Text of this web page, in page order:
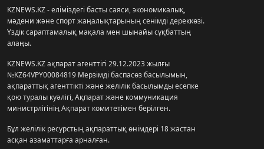
KZNEWS.KZ - еліміздегі басты саяси, экономикалық,
мәдени және спорт жаңалықтарының сенімді дереккөзі.
Үздік сараптамалық мақала мен шынайы сұқбаттың
алаңы.
KZNEWS.KZ ақпарат агенттігі 29.12.2023 жылғы
№KZ64VPY00084819 Мерзімді баспасөз басылымын,
ақпараттық агенттікті және желілік басылымды есепке
қою туралы куәлігі, Ақпарат және коммуникация
министрлігінің Ақпарат комитетімен берілген.
Бұл желілік ресурстың ақпараттық өнімдері 18 жастан
асқан азаматтарға арналған.